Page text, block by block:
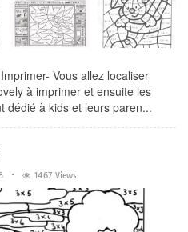
Vous allez localiser
à imprimer et ensuite les
dédié à kids et leurs paren...
1467 Views